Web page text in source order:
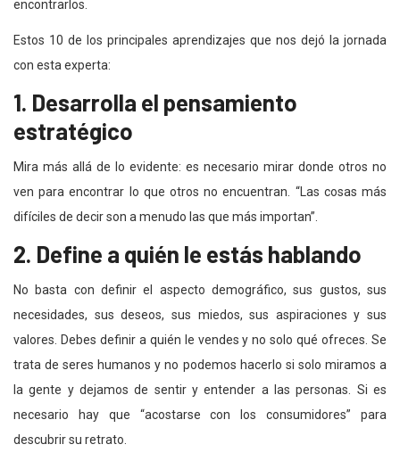
encontrarlos.
Estos 10 de los principales aprendizajes que nos dejó la jornada
con esta experta:
1. Desarrolla el pensamiento
estratégico
Mira más allá de lo evidente: es necesario mirar donde otros no
ven para encontrar lo que otros no encuentran. “Las cosas más
difíciles de decir son a menudo las que más importan”.
2. Define a quién le estás hablando
No basta con definir el aspecto demográfico, sus gustos, sus
necesidades, sus deseos, sus miedos, sus aspiraciones y sus
valores. Debes definir a quién le vendes y no solo qué ofreces. Se
trata de seres humanos y no podemos hacerlo si solo miramos a
la gente y dejamos de sentir y entender a las personas. Si es
necesario hay que “acostarse con los consumidores” para
descubrir su retrato.